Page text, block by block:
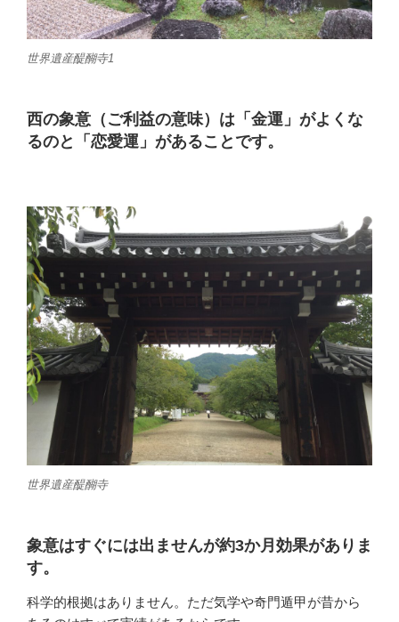
世界遺産醍醐寺1
西の象意（ご利益の意味）は「金運」がよくな
るのと「恋愛運」があることです。
世界遺産醍醐寺
象意はすぐには出ませんが約3か月効果がありま
す。
科学的根拠はありません。ただ気学や奇門遁甲が昔から